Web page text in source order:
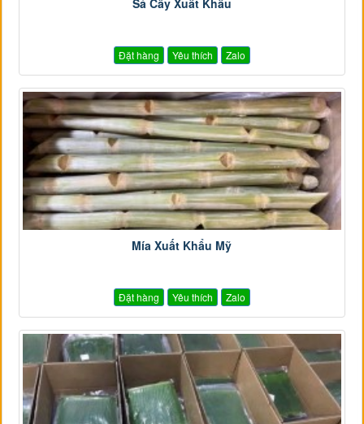
Đặt hàng Yêu thích Zalo
Mía Xuất Khẩu Mỹ
Đặt hàng Yêu thích Zalo